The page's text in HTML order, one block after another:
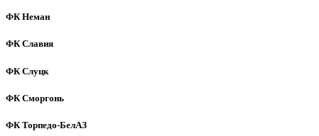
ФК Неман
ФК Славия
ФК Слуцк
ФК Сморгонь
ФК Торпедо-БелАЗ